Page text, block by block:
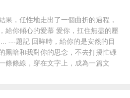
果，任性地走出了一個曲折的過程，
給你傾心的愛慕 愛你，扛住無盡的壓
---題記 回眸時，給你的是安然的目
黑暗和我對你的思念，不去打擾忙碌
條條線，穿在文字上，成為一篇文